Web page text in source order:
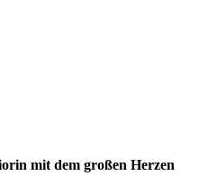
mit dem großen Herzen